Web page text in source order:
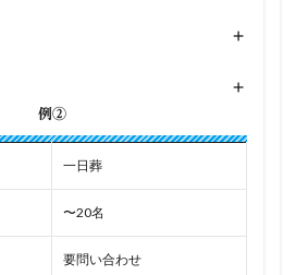
+
+
例②
一日葬
〜20名
要問い合わせ